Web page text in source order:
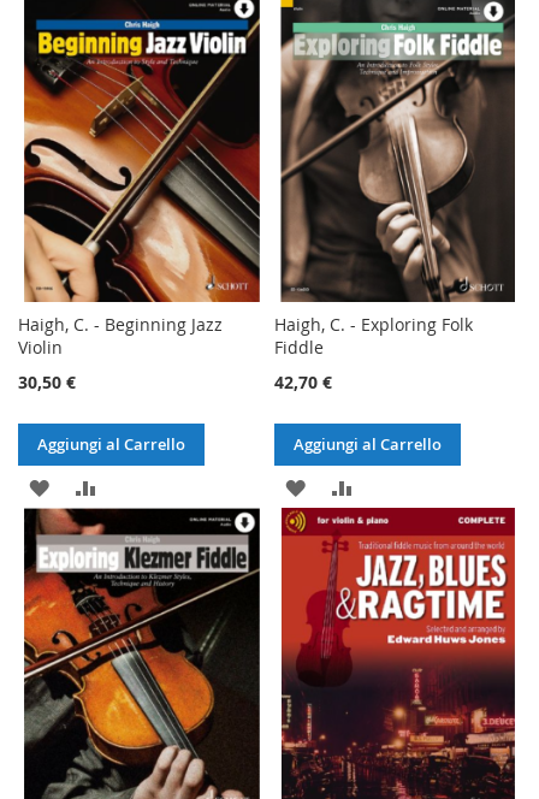
LISTA
DESIDERI
CONFRONTO
ALLA
LISTA
DESIDERI
CONFRONTO
Haigh, C. - Beginning Jazz
Violin
30,50 €
Aggiungi al Carrello
AGGIUNGI
ALLA
LISTA
DESIDERI
AL
CONFRONTO
Haigh, C. - Exploring Folk
Fiddle
42,70 €
Aggiungi al Carrello
AGGIUNGI
ALLA
LISTA
DESIDERI
AL
CONFRONTO